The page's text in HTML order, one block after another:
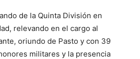
de la Quinta División en
relevando en el cargo al
oriundo de Pasto y con 39
militares y la presencia